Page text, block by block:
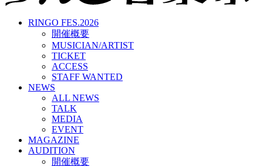
RINGO FES.2026
開催概要
MUSICIAN/ARTIST
TICKET
ACCESS
STAFF WANTED
NEWS
ALL NEWS
TALK
MEDIA
EVENT
MAGAZINE
AUDITION
開催概要